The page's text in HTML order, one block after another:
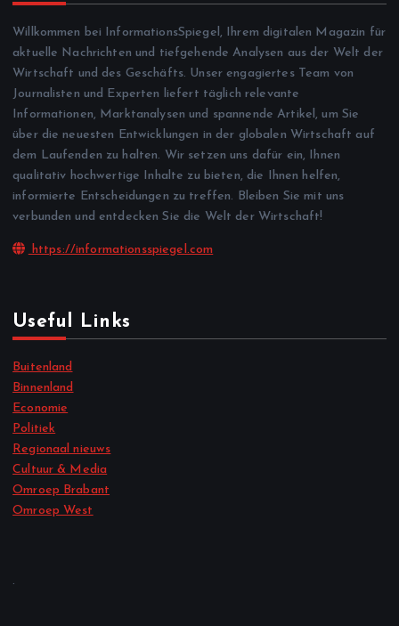
Willkommen bei InformationsSpiegel, Ihrem digitalen Magazin für
aktuelle Nachrichten und tiefgehende Analysen aus der Welt der
Wirtschaft und des Geschäfts. Unser engagiertes Team von
Journalisten und Experten liefert täglich relevante
Informationen, Marktanalysen und spannende Artikel, um Sie
über die neuesten Entwicklungen in der globalen Wirtschaft auf
dem Laufenden zu halten. Wir setzen uns dafür ein, Ihnen
qualitativ hochwertige Inhalte zu bieten, die Ihnen helfen,
informierte Entscheidungen zu treffen. Bleiben Sie mit uns
verbunden und entdecken Sie die Welt der Wirtschaft!
https://informationsspiegel.com
Useful Links
Buitenland
Binnenland
Economie
Politiek
Regionaal nieuws
Cultuur & Media
Omroep Brabant
Omroep West
.